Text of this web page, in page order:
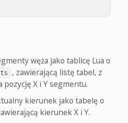
węża jako tablicę Lua o
, zawierającą listę tabel, z
X i Y segmentu.
kierunek jako tabelę o
kierunek X i Y.